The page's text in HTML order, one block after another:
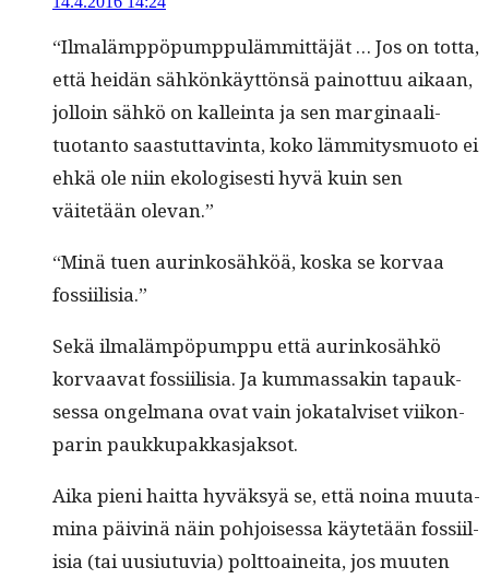
“Ilmalämp­pöpump­puläm­mit­täjät … Jos on tot­ta,
että hei­dän sähkönkäyt­tön­sä pain­ot­tuu aikaan,
jol­loin sähkö on kallein­ta ja sen mar­gin­aal­i­
tuotan­to saas­tut­tavin­ta, koko läm­mi­tys­muo­to ei
ehkä ole niin ekol­o­gis­es­ti hyvä kuin sen
väitetään olevan.”
“Minä tuen aurinkosähköä, kos­ka se kor­vaa
fossiilisia.”
Sekä ilmaläm­pöpump­pu että aurinkosähkö
kor­vaa­vat fos­si­il­isia. Ja kum­mas­sakin tapauk­
ses­sa ongel­mana ovat vain jokatalviset viikon-
parin paukkupakkasjaksot.
Aika pieni hait­ta hyväksyä se, että noina muu­t­a­
m­i­na päiv­inä näin pohjoises­sa käytetään fos­si­il­
isia (tai uusi­u­tu­via) polt­toainei­ta, jos muuten